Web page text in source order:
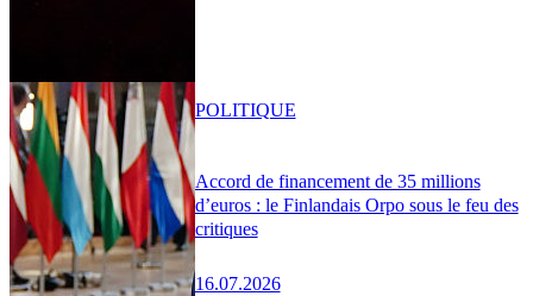
Accord de financement de 35 millions
d’euros : le Finlandais Orpo sous le feu des
critiques
16.07.2026
POLITIQUE